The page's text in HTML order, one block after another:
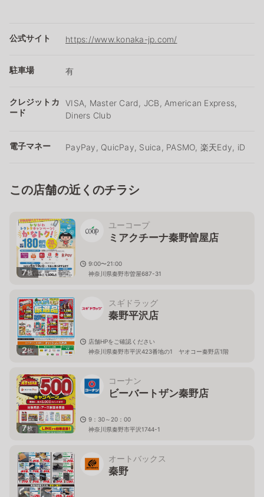
公式サイト https://www.konaka-jp.com/
駐車場 有
クレジットカ
ード
VISA, Master Card, JCB, American Express,
Diners Club
電子マネー PayPay, QuicPay, Suica, PASMO, 楽天Edy, iD
この店舗の近くのチラシ
7枚
ユーコープ
ミアクチーナ秦野曽屋店
9:00〜21:00
神奈川県秦野市曽屋687-31
2枚
スギドラッグ
秦野平沢店
店舗HPをご確認ください
神奈川県秦野市平沢423番地の1 ヤオコー秦野店1階
7枚
コーナン
ビーバートザン秦野店
9：30～20：00
神奈川県秦野市平沢1744-1
オートバックス
秦野